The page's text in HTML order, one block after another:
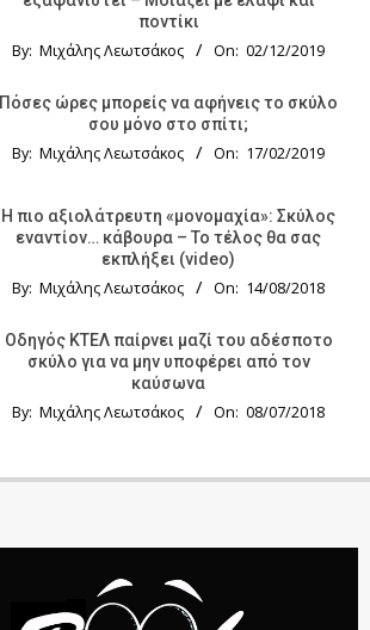
ποντίκι
By: Μιχάλης Λεωτσάκος On: 02/12/2019
Πόσες ώρες μπορείς να αφήνεις το σκύλο
σου μόνο στο σπίτι;
By: Μιχάλης Λεωτσάκος On: 17/02/2019
Η πιο αξιολάτρευτη «μονομαχία»: Σκύλος
εναντίον… κάβουρα – Το τέλος θα σας
εκπλήξει (video)
By: Μιχάλης Λεωτσάκος On: 14/08/2018
Οδηγός KTΕΛ παίρνει μαζί του αδέσποτο
σκύλο για να μην υποφέρει από τον
καύσωνα
By: Μιχάλης Λεωτσάκος On: 08/07/2018